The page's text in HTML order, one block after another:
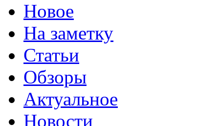
Новое
На заметку
Статьи
Обзоры
Актуальное
Новости